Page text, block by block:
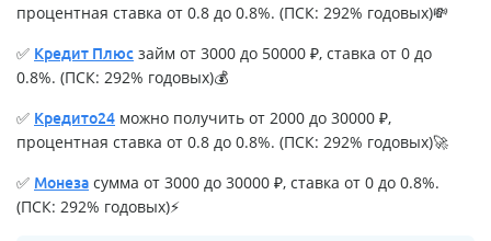
процентная ставка от 0.8 до 0.8%. (ПСК: 292% годовых)💸
✅ Кредит Плюс займ от 3000 до 50000 ₽, ставка от 0 до
0.8%. (ПСК: 292% годовых)💰
✅ Кредито24 можно получить от 2000 до 30000 ₽,
процентная ставка от 0.8 до 0.8%. (ПСК: 292% годовых)🚀
✅ Монеза сумма от 3000 до 30000 ₽, ставка от 0 до 0.8%.
(ПСК: 292% годовых)⚡